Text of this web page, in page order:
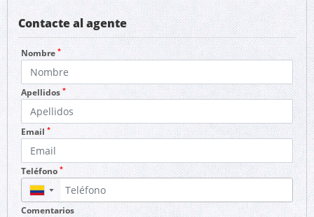
Contacte al agente
Nombre *
Apellidos *
Email *
Teléfono *
▼
Comentarios